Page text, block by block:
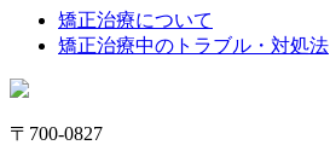
矯正治療について
矯正治療中のトラブル・対処法
〒700-0827